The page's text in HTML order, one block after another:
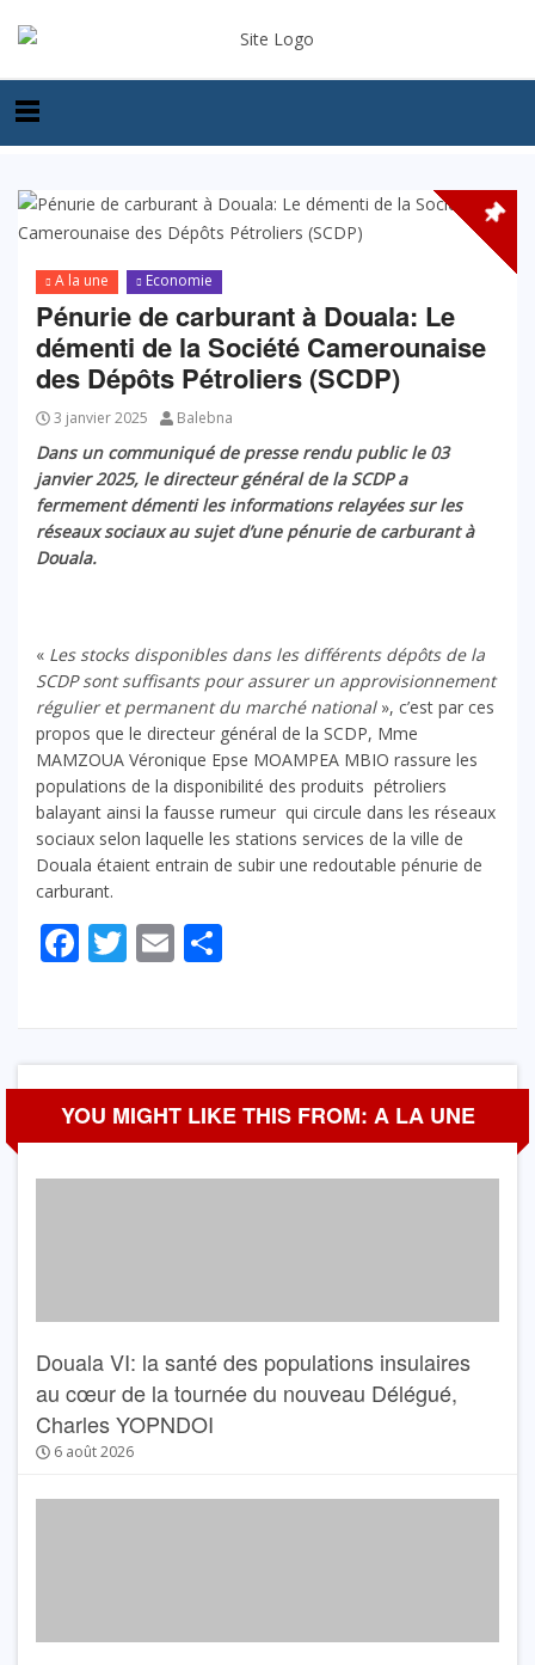
A la une Economie
Pénurie de carburant à Douala: Le
démenti de la Société Camerounaise
des Dépôts Pétroliers (SCDP)
3 janvier 2025 Balebna
Dans un communiqué de presse rendu public le 03
janvier 2025, le directeur général de la SCDP a
fermement démenti les informations relayées sur les
réseaux sociaux au sujet d’une pénurie de carburant à
Douala.
« Les stocks disponibles dans les différents dépôts de la
SCDP sont suffisants pour assurer un approvisionnement
régulier et permanent du marché national», c’est par ces
propos que le directeur général de la SCDP, Mme
MAMZOUA Véronique Epse MOAMPEA MBIO rassure les
populations de la disponibilité des produits pétroliers
balayant ainsi la fausse rumeur qui circule dans les réseaux
sociaux selon laquelle les stations services de la ville de
Douala étaient entrain de subir une redoutable pénurie de
carburant.
Facebook
Twitter
Email
YOU MIGHT LIKE THIS FROM: A LA UNE
Douala VI: la santé des populations insulaires
au cœur de la tournée du nouveau Délégué,
Charles YOPNDOI
6 août 2026